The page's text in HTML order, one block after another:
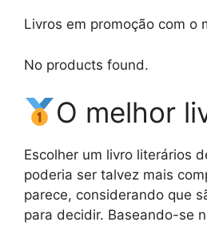
Livros em promoção com o
No products found.
O melhor
Escolher um livro literários
poderia ser talvez mais
parece, considerando que
para decidir. Baseando-se